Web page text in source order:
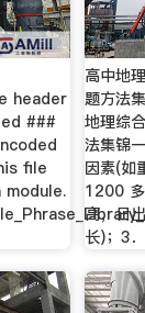
header
###
file
高中地
题方法
地理综
法集锦
因素(如
1200
高，日
长)；3